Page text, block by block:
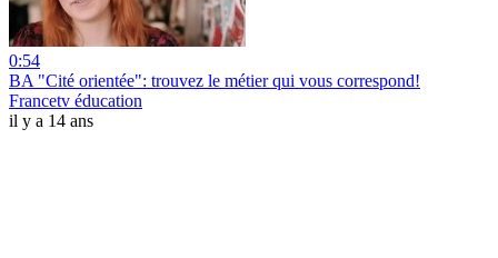
0:54
BA "Cité orientée": trouvez le métier qui vous correspond!
Francetv éducation
il y a 14 ans